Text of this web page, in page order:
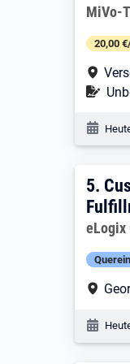
MiVo-
20,00
5.
5.
eLogix